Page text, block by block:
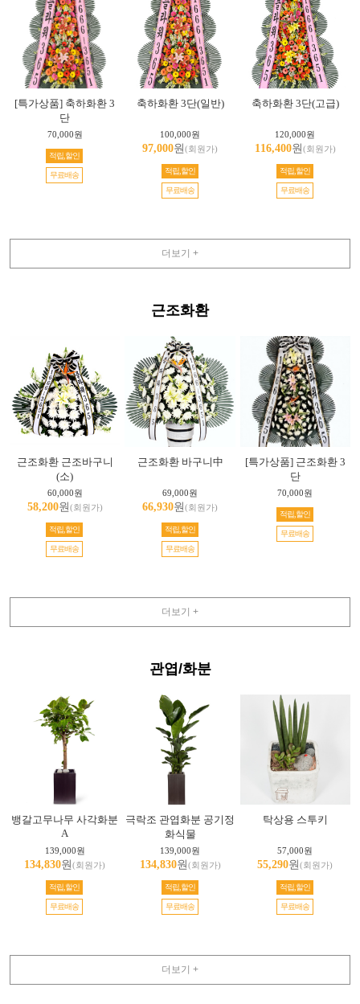
[특가상품] 축하화환 3
단
70,000원
적립,할인
무료배송
축하화환 3단(일반)
100,000원
97,000원(회원가)
적립,할인
무료배송
축하화환 3단(고급)
120,000원
116,400원(회원가)
적립,할인
무료배송
더보기 +
근조화환
근조화환 근조바구니
(소)
60,000원
58,200원(회원가)
적립,할인
무료배송
근조화환 바구니中
69,000원
66,930원(회원가)
적립,할인
무료배송
[특가상품] 근조화환 3
단
70,000원
적립,할인
무료배송
더보기 +
관엽/화분
뱅갈고무나무 사각화분
A
139,000원
134,830원(회원가)
적립,할인
무료배송
극락조 관엽화분 공기정
화식물
139,000원
134,830원(회원가)
적립,할인
무료배송
탁상용 스투키
57,000원
55,290원(회원가)
적립,할인
무료배송
더보기 +